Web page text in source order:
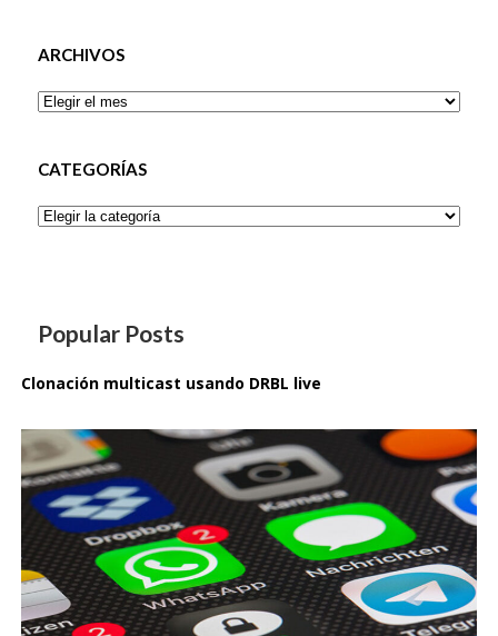
ARCHIVOS
Archivos
CATEGORÍAS
Categorías
Popular Posts
Clonación multicast usando DRBL live